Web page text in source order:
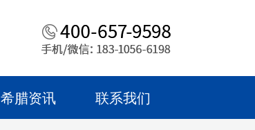
希腊资讯 联系我们